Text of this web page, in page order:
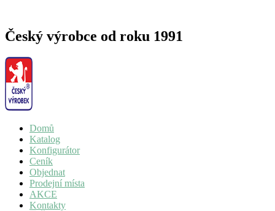
Český výrobce od roku 1991
Domů
Katalog
Konfigurátor
Ceník
Objednat
Prodejní místa
AKCE
Kontakty